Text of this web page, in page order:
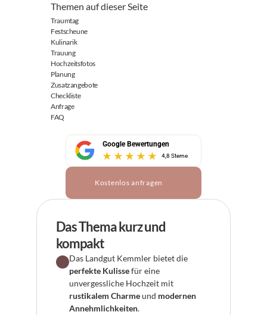
Themen auf dieser Seite
Traumtag
Festscheune
Kulinarik
Trauung
Hochzeitsfotos
Planung
Zusatzangebote
Checkliste
Anfrage
FAQ
Google Bewertungen
4,8 Sterne
Kostenlos anfragen
Das Thema kurz und
kompakt
perfekte Kulisse für eine
rustikalem Charme und modernen
Annehmlichkeiten.